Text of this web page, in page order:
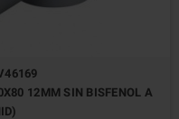
12MM SIN BISFENOL A